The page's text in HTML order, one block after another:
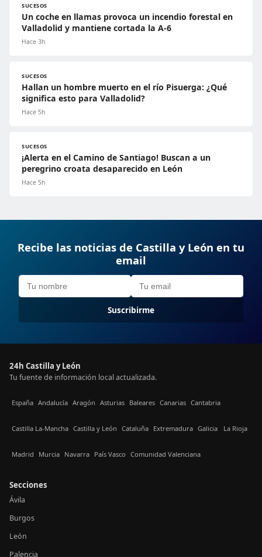
SUCESOS
Un coche en llamas provoca un incendio forestal en
Valladolid y mantiene cortada la A-6
Hace 3h
SUCESOS
Hallan un hombre muerto en el río Pisuerga: ¿Qué
significa esto para Valladolid?
Hace 5h
SUCESOS
¡Alerta en el Camino de Santiago! Buscan a un
peregrino croata desaparecido en León
Hace 5h
Recibe las noticias de Castilla y León en tu
email
Suscribirme
24h Castilla y León
Tu fuente de información local actualizada.
España Andalucía Aragón Asturias Baleares Canarias Cantabria
Castilla La-Mancha Castilla y León Cataluña Extremadura Galicia La Rioja
Madrid Murcia Navarra País Vasco Comunidad Valenciana
Secciones
Ávila
Burgos
León
Palencia